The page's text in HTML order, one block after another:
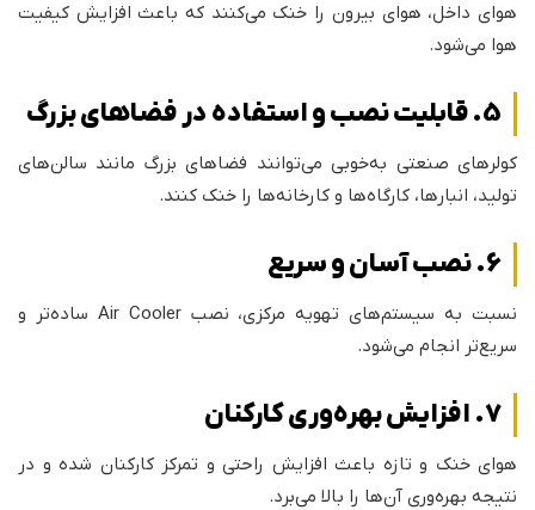
هوای داخل، هوای بیرون را خنک می‌کنند که باعث افزایش کیفیت
هوا می‌شود.
5. قابلیت نصب و استفاده در فضاهای بزرگ
کولرهای صنعتی به‌خوبی می‌توانند فضاهای بزرگ مانند سالن‌های
تولید، انبارها، کارگاه‌ها و کارخانه‌ها را خنک کنند.
6. نصب آسان و سریع
نسبت به سیستم‌های تهویه مرکزی، نصب Air Cooler ساده‌تر و
سریع‌تر انجام می‌شود.
7. افزایش بهره‌وری کارکنان
هوای خنک و تازه باعث افزایش راحتی و تمرکز کارکنان شده و در
نتیجه بهره‌وری آن‌ها را بالا می‌برد.